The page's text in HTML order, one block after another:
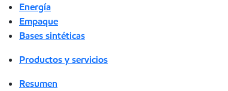
Energía
Empaque
Bases sintéticas
Productos y servicios
Resumen